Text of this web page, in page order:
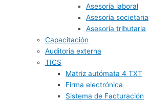
Asesoría laboral
Asesoría societaria
Asesoría tributaria
Capacitación
Auditoria externa
TICS
Matriz autómata 4 TXT
Firma electrónica
Sistema de Facturación